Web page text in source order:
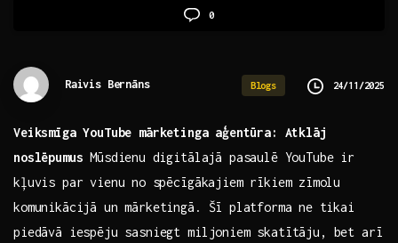
0
Raivis Bernāns Blogs 24/11/2025
Veiksmīga YouTube mārketinga ⁢aģentūra: Atklāj
noslēpumus Mūsdienu⁣ digitālajā pasaulē YouTube ir
kļuvis par vienu ⁤no spēcīgākajiem rīkiem ⁤zīmolu‌
komunikācijā un mārketingā. Šī ⁢platforma⁤ ne tikai
piedāvā iespēju sasniegt miljoniem skatītāju, bet arī